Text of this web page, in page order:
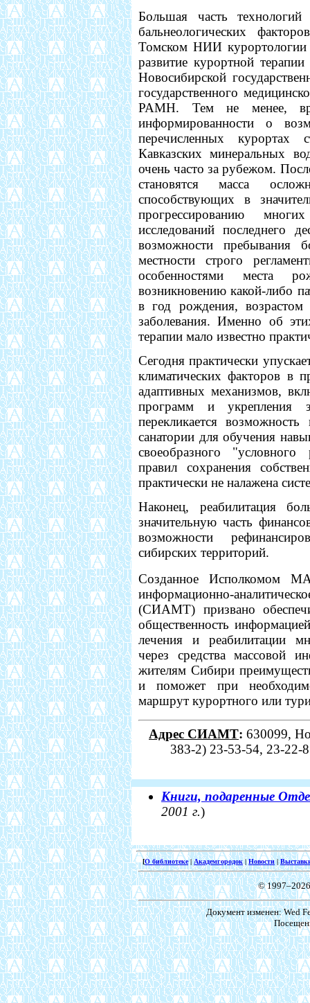
Большая часть
бальнеологических
Томском НИИ курортологии
развитие курортной
Новосибирской
государственного
РАМН. Тем не менее,
информированности о
перечисленных курортах
Кавказских минеральных
очень часто за рубежом.
становятся масса
способствующих в
прогрессированию
исследований последнего
возможности пребывания
местности строго
особенностями места
возникновению какой-либо
в год рождения,
заболевания. Именно об
терапии мало известно
Сегодня практически
климатических факторов в
адаптивных механизмов,
программ и
перекликается
санатории для обучения
своеобразного "условного
правил сохранения
практически не налажена
Наконец, реабилитация
значительную часть
возможности
сибирских территорий.
Созданное Исполкомом
информационно-
(СИАМТ) призвано
общественность
лечения и реабилитации
через средства массовой
жителям Сибири
и поможет при
маршрут курортного или
Адрес СИАМТ: 630099,
383-2) 23-53-54, 23-22-
Книги, подаренные
2001 г.)
[О библиотеке|Академгородок|Новости|
©
Документ изменен: Wed